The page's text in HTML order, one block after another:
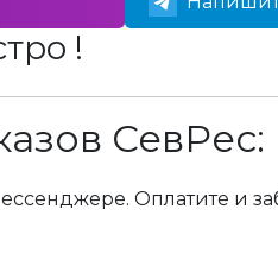
!
СевРес:
Оплатите и